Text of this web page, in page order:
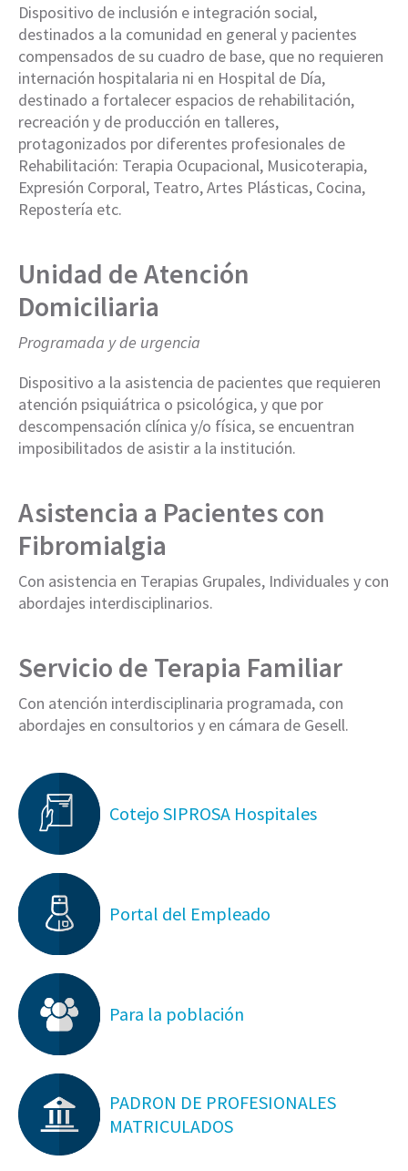
Dispositivo de inclusión e integración social,
destinados a la comunidad en general y pacientes
compensados de su cuadro de base, que no requieren
internación hospitalaria ni en Hospital de Día,
destinado a fortalecer espacios de rehabilitación,
recreación y de producción en talleres,
protagonizados por diferentes profesionales de
Rehabilitación: Terapia Ocupacional, Musicoterapia,
Expresión Corporal, Teatro, Artes Plásticas, Cocina,
Repostería etc.
Unidad de Atención
Domiciliaria
Programada y de urgencia
Dispositivo a la asistencia de pacientes que requieren
atención psiquiátrica o psicológica, y que por
descompensación clínica y/o física, se encuentran
imposibilitados de asistir a la institución.
Asistencia a Pacientes con
Fibromialgia
Con asistencia en Terapias Grupales, Individuales y con
abordajes interdisciplinarios.
Servicio de Terapia Familiar
Con atención interdisciplinaria programada, con
abordajes en consultorios y en cámara de Gesell.
Cotejo SIPROSA Hospitales
Portal del Empleado
Para la población
PADRON DE PROFESIONALES
MATRICULADOS